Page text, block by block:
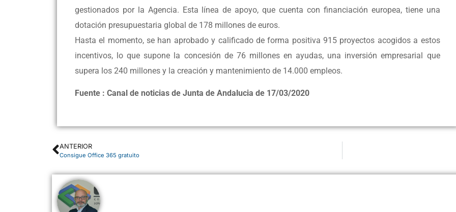
gestionados por la Agencia. Esta línea de apoyo, que cuenta con financiación europea, tiene una
dotación presupuestaria global de 178 millones de euros.
Hasta el momento, se han aprobado y calificado de forma positiva 915 proyectos acogidos a estos
incentivos, lo que supone la concesión de 76 millones en ayudas, una inversión empresarial que
supera los 240 millones y la creación y mantenimiento de 14.000 empleos.
Fuente : Canal de noticias de Junta de Andalucia de 17/03/2020
ANTERIOR
Consigue Office 365 gratuito